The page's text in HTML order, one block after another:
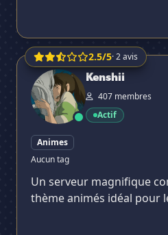
2.5/5· 2 avis
Kenshii
Kenshii
407 membres
Actif
Animes
Aucun tag
Un serveur magnifique
thème animés idéal pour